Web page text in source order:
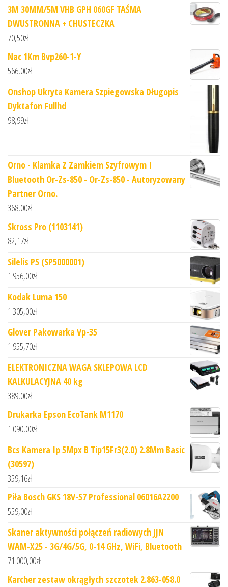
3M 30MM/5M VHB GPH 060GF TAŚMA
DWUSTRONNA + CHUSTECZKA
70,50zł
Nac 1Km Bvp260-1-Y
566,00zł
Onshop Ukryta Kamera Szpiegowska Długopis
Dyktafon Fullhd
98,99zł
Orno - Klamka Z Zamkiem Szyfrowym I
Bluetooth Or-Zs-850 - Or-Zs-850 - Autoryzowany
Partner Orno.
368,00zł
Skross Pro (1103141)
82,17zł
Silelis P5 (SP5000001)
1 956,00zł
Kodak Luma 150
1 305,00zł
Glover Pakowarka Vp-35
1 955,70zł
ELEKTRONICZNA WAGA SKLEPOWA LCD
KALKULACYJNA 40 kg
389,00zł
Drukarka Epson EcoTank M1170
1 090,00zł
Bcs Kamera Ip 5Mpx B Tip15Fr3(2.0) 2.8Mm Basic
(30597)
359,16zł
Piła Bosch GKS 18V-57 Professional 06016A2200
559,00zł
Skaner aktywności połączeń radiowych JJN
WAM-X25 - 3G/4G/5G, 0-14 GHz, WiFi, Bluetooth
71 000,00zł
Karcher zestaw okrągłych szczotek 2.863-058.0